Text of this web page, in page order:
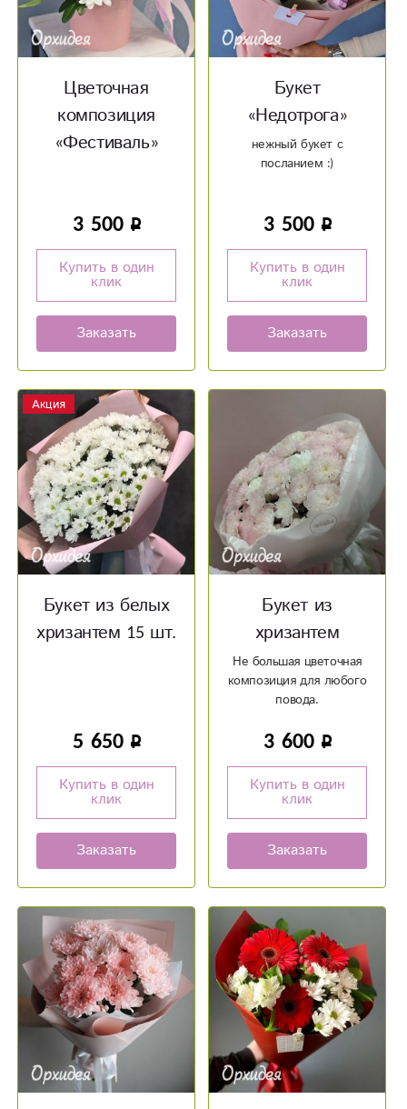
Цветочная
композиция
«‎Фестиваль»‎
3 500
Купить в один
клик
Заказать
Букет
«Недотрога»
нежный букет с
посланием :)
3 500
Купить в один
клик
Заказать
Акция
Букет из белых
хризантем 15 шт.
5 650
Купить в один
клик
Заказать
Букет из
хризантем
Не большая цветочная
композиция для любого
повода.
3 600
Купить в один
клик
Заказать